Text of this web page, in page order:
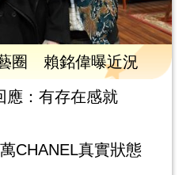
圈 賴銘偉曝近況
：有存在感就
CHANEL真實狀態